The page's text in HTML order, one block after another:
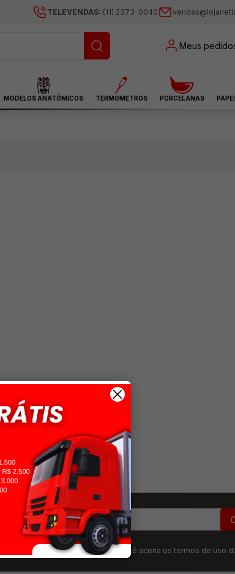
TELEVENDAS: (11) 2373-0040
Meus
MODELOS ANATÔMICOS TERMOMETROS PORCELANAS
Ao clicar em ”Cadastrar” você aceita os termos de uso